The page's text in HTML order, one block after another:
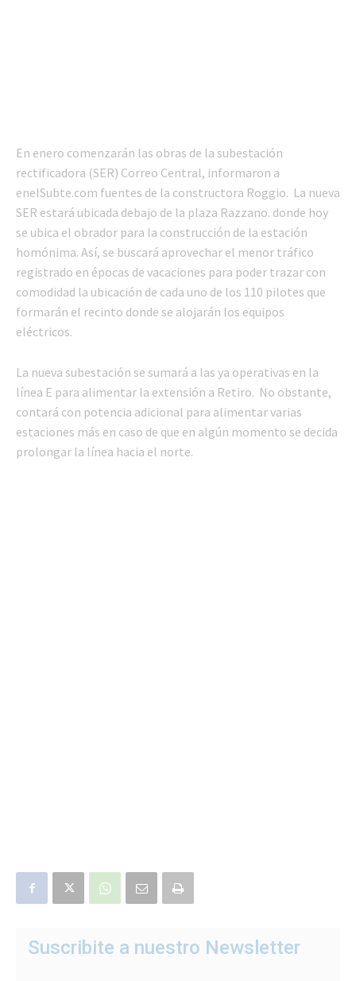
En enero comenzarán las obras de la subestación
rectificadora (SER) Correo Central, informaron a
enelSubte.com fuentes de la constructora Roggio. La nueva
SER estará ubicada debajo de la plaza Razzano. donde hoy
se ubica el obrador para la construcción de la estación
homónima. Así, se buscará aprovechar el menor tráfico
registrado en épocas de vacaciones para poder trazar con
comodidad la ubicación de cada uno de los 110 pilotes que
formarán el recinto donde se alojarán los equipos
eléctricos.
La nueva subestación se sumará a las ya operativas en la
línea E para alimentar la extensión a Retiro. No obstante,
contará con potencia adicional para alimentar varias
estaciones más en caso de que en algún momento se decida
prolongar la línea hacia el norte.
Suscribite a nuestro Newsletter